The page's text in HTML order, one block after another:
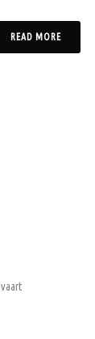
READ MORE